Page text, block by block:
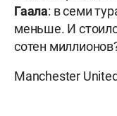
Гаала: в семи
меньше. И
сотен
Manchester